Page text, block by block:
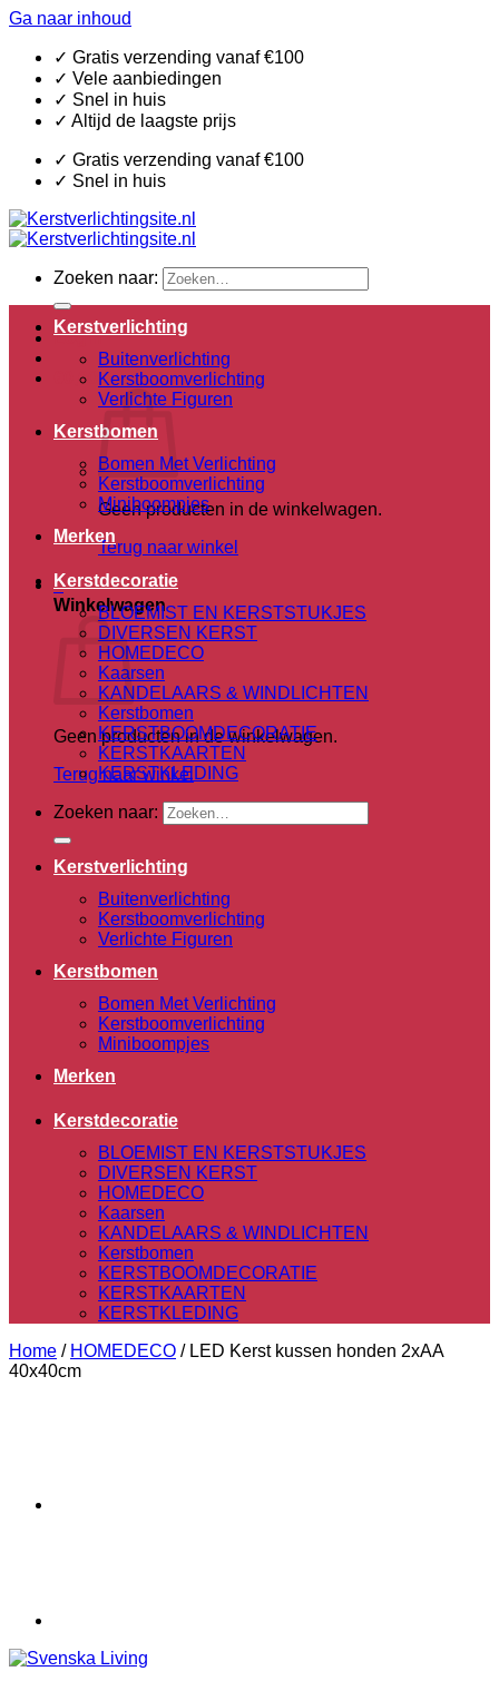
Ga naar inhoud
✓ Gratis verzending vanaf €100
✓ Vele aanbiedingen
✓ Snel in huis
✓ Altijd de laagste prijs
✓ Gratis verzending vanaf €100
✓ Snel in huis
Zoeken naar:
Login
0,00 0
Geen producten in de winkelwagen.
Terug naar winkel
0
Winkelwagen
Geen producten in de winkelwagen.
Terug naar winkel
Kerstverlichting
Buitenverlichting
Kerstboomverlichting
Verlichte Figuren
Kerstbomen
Bomen Met Verlichting
Kerstboomverlichting
Miniboompjes
Merken
Kerstdecoratie
BLOEMIST EN KERSTSTUKJES
DIVERSEN KERST
HOMEDECO
Kaarsen
KANDELAARS & WINDLICHTEN
Kerstbomen
KERSTBOOMDECORATIE
KERSTKAARTEN
KERSTKLEDING
Zoeken naar:
Kerstverlichting
Buitenverlichting
Kerstboomverlichting
Verlichte Figuren
Kerstbomen
Bomen Met Verlichting
Kerstboomverlichting
Miniboompjes
Merken
Kerstdecoratie
BLOEMIST EN KERSTSTUKJES
DIVERSEN KERST
HOMEDECO
Kaarsen
KANDELAARS & WINDLICHTEN
Kerstbomen
KERSTBOOMDECORATIE
KERSTKAARTEN
KERSTKLEDING
Home / HOMEDECO / LED Kerst kussen honden 2xAA
40x40cm